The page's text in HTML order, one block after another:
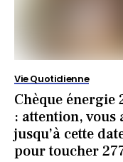
Vie Quotidienne
Chèque énergie
: attention, vous
jusqu’à cette
pour toucher